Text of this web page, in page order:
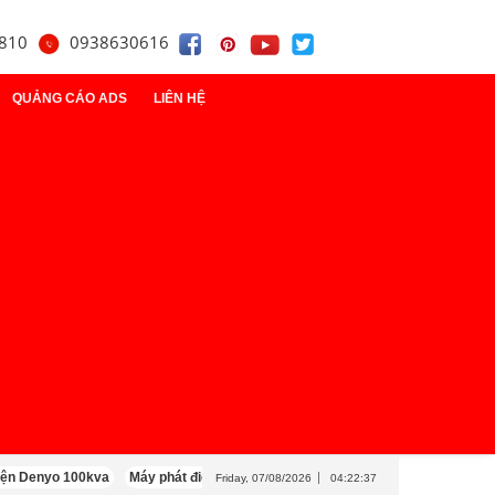
0938630616
QUẢNG CÁO ADS LIÊN HỆ
100kva Máy phát điện Cummins 100kva Máy phát điện Mitsubishi
Friday, 07/08/2026 04:22:39